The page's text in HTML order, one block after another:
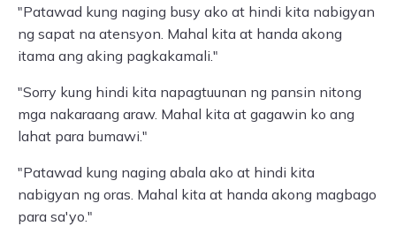
"Patawad kung naging busy ako at hindi kita nabigyan
ng sapat na atensyon. Mahal kita at handa akong
itama ang aking pagkakamali."
"Sorry kung hindi kita napagtuunan ng pansin nitong
mga nakaraang araw. Mahal kita at gagawin ko ang
lahat para bumawi."
"Patawad kung naging abala ako at hindi kita
nabigyan ng oras. Mahal kita at handa akong magbago
para sa'yo."